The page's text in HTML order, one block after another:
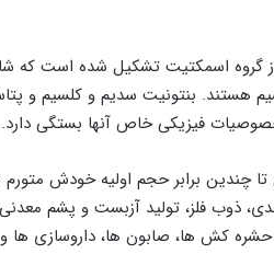
گروه اسمکتیت تشکیل شده است که
هستند. بنتونیت سدیم و کلسیم و
فیزیکی خاص آنها بستگی دارد.
چندین برابر حجم اولیه خودش
ذوب فلز، تولید آزبست و پشم
حشره کش ها، صابون ها، داروسازی ها